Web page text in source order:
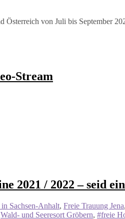
Österreich von Juli bis September
Stream
2021 / 2022 – seid
Sachsen-Anhalt, Freie Trauung Jena,
Wald- und Seeresort Gröbern, #freie